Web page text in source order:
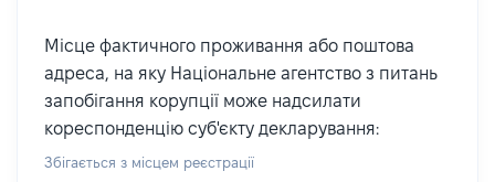
Місце фактичного проживання або поштова
адреса, на яку Національне агентство з питань
запобігання корупції може надсилати
кореспонденцію суб'єкту декларування:
Збігається з місцем реєстрації